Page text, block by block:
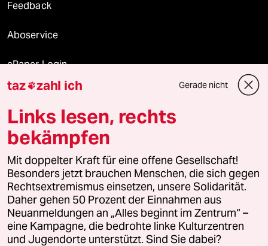
Feedback
Aboservice
ePaper Login
Downloads für Abonnierende
© 2026 taz Verlags und Vertriebs GmbH
Alle Rechte vorbehalten. Bei rechtlichen Fragen oder für Genehmigungen
wenden Sie sich bitte an
lizenzen@taz.de
Feedback Redaktionsstatut Kommune-Richtlinien
Leitlinie Informant Datenschutz Impressum AGB
taz zahl ich Gerade nicht
Links lesen, rechts
bekämpfen
Mit doppelter Kraft für eine offene Gesellschaft!
Besonders jetzt brauchen Menschen, die sich gegen
Rechtsextremismus einsetzen, unsere Solidarität.
Daher gehen 50 Prozent der Einnahmen aus
Neuanmeldungen an „Alles beginnt im Zentrum“ –
eine Kampagne, die bedrohte linke Kulturzentren
und Jugendorte unterstützt. Sind Sie dabei?